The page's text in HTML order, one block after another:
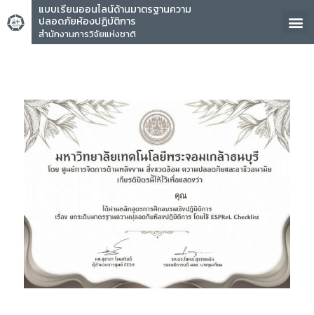
แบบเรียนออนไลน์ด้านมาตรฐานความ
ปลอดภัยห้องปฏิบัติการ
สำนักงานการวิจัยแห่งชาติ
คุณ